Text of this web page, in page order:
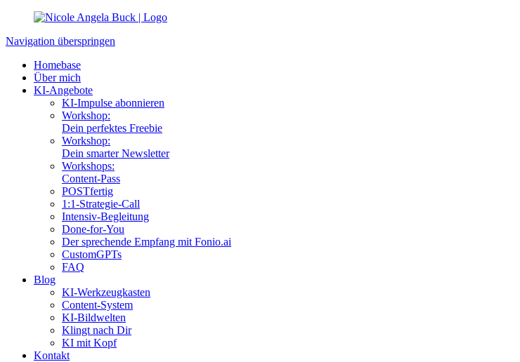
Navigation überspringen
Homebase
Über mich
KI-Angebote
KI-Impulse abonnieren
Workshop:
Dein perfektes Freebie
Workshop:
Dein smarter Newsletter
Workshops:
Content-Pass
POSTfertig
1:1-Strategie-Call
Intensiv-Begleitung
Done-for-You
Der sprechende Empfang mit Fonio.ai
CustomGPTs
FAQ
Blog
KI-Werkzeugkasten
Content-System
KI-Bildwelten
Klingt nach Dir
KI mit Kopf
Kontakt